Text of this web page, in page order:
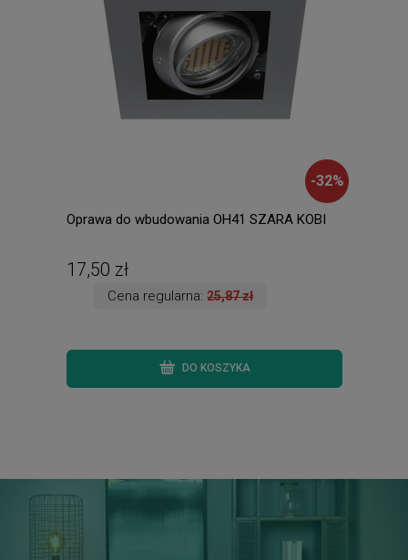
-32%
Oprawa do wbudowania OH41 SZARA KOBI
17,50 zł
Cena regularna:25,87 zł
DO KOSZYKA